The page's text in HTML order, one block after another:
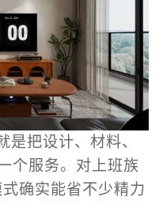
是把设计、材料、
个服务。对上班族
确实能省不少精力